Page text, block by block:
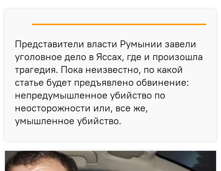
Представители власти Румынии завели
уголовное дело в Яссах, где и произошла
трагедия. Пока неизвестно, по какой
статье будет предъявлено обвинение:
непредумышленное убийство по
неосторожности или, все же,
умышленное убийство.